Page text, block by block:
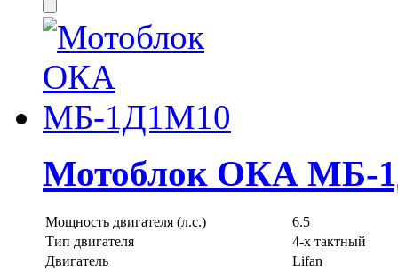
Мотоблок ОКА МБ-
Мощность двигателя (л.с.)
6.5
Тип двигателя
4-х тактный
Двигатель
Lifan